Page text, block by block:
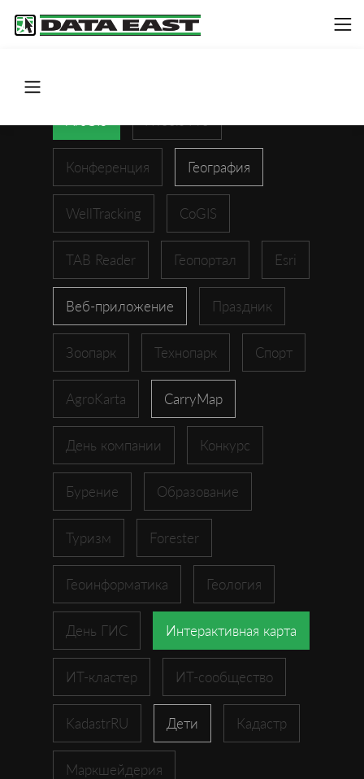
Конференция География
WellTracking CoGIS
TAB Reader Геопортал Esri
Веб-приложение Праздник
Зоопарк Технопарк Спорт
AgroKarta CarryMap
День компании Конкурс
Бурение Образование
Туризм Forester
Геоинформатика Геология
День ГИС Интерактивная карта
ИТ-кластер ИТ-сообщество
KadastrRU Дети Кадастр
Маркшейдерия